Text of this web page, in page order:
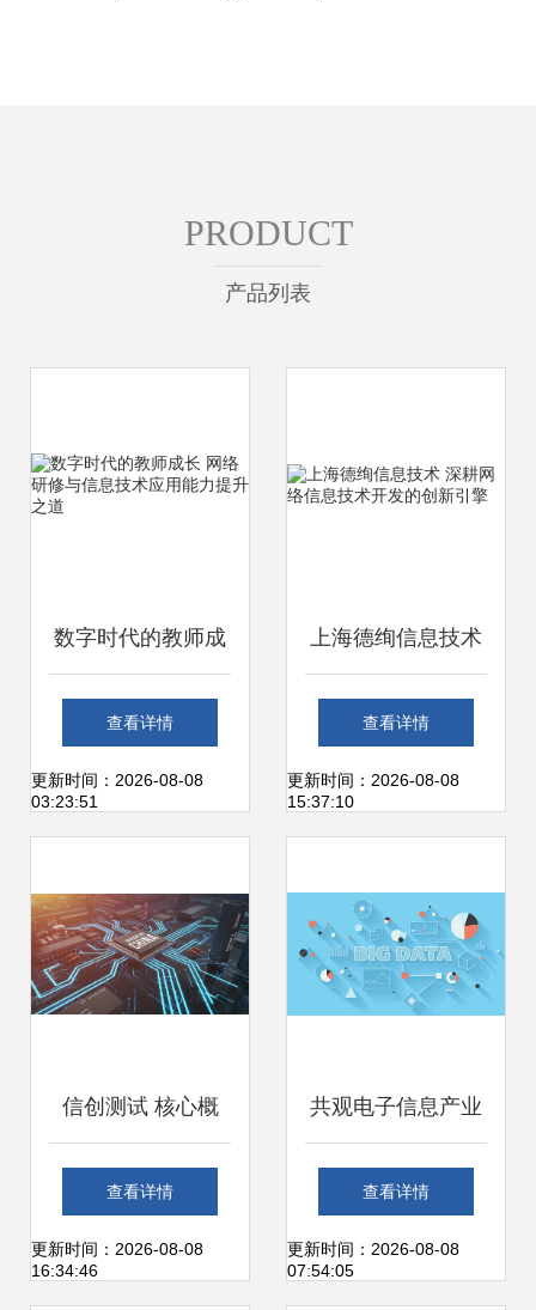
PRODUCT
产品列表
数字时代的教师成
长 网络研修与信息
技术应用能力提升
查看详情
更新时间：2026-08-08
03:23:51
上海德绚信息技术
深耕网络信息技术
开发的创新引擎
查看详情
更新时间：2026-08-08
15:37:10
信创测试 核心概
念、工具与应用开
发全解
查看详情
更新时间：2026-08-08
16:34:46
共观电子信息产业
发展，探寻产业新
路径
查看详情
更新时间：2026-08-08
07:54:05